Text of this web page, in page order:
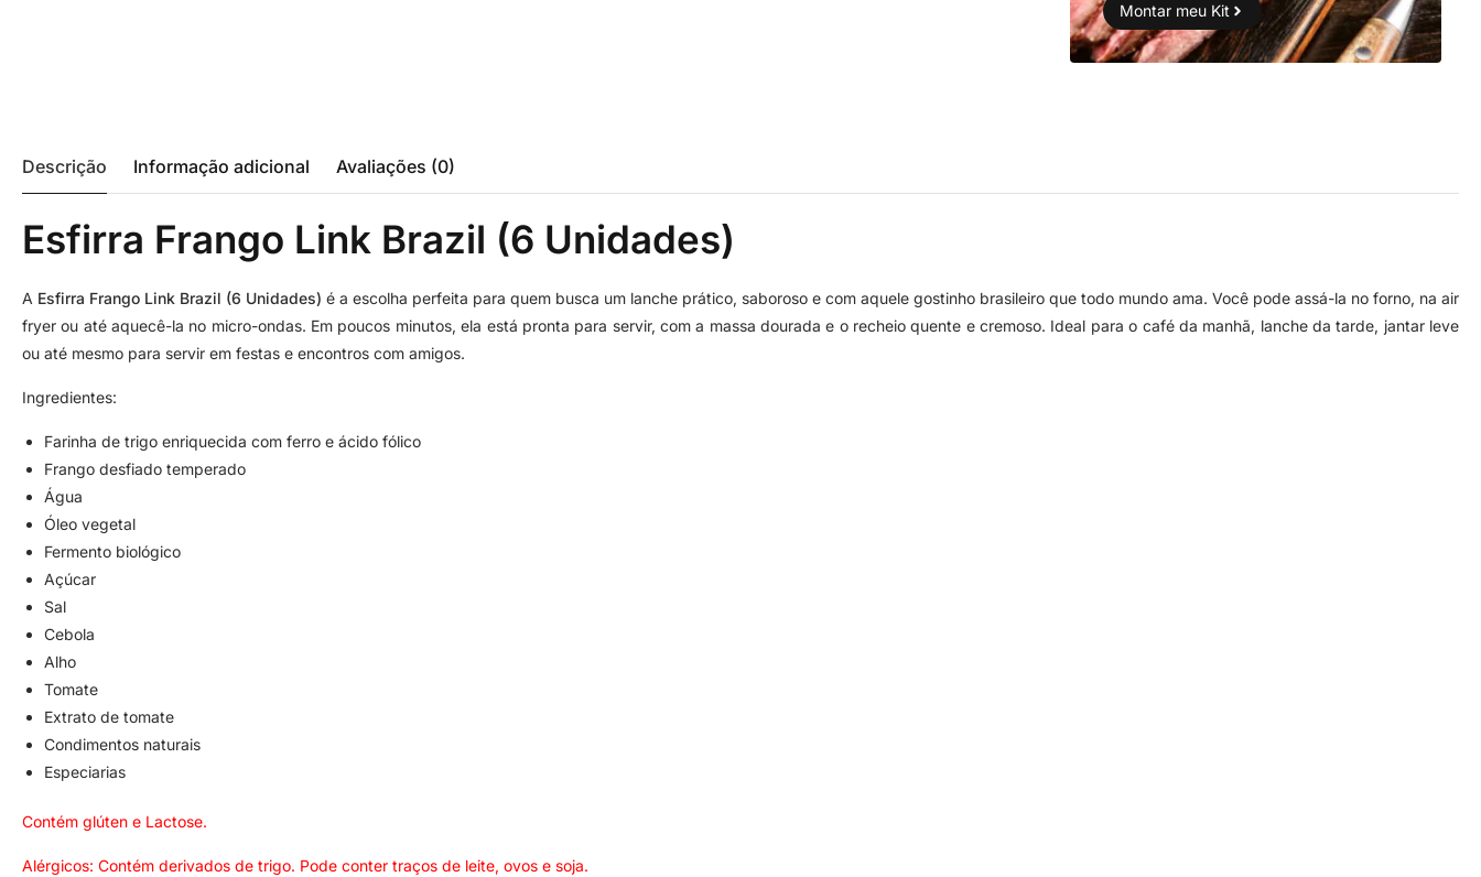
Montar meu Kit
Descrição Informação adicional Avaliações (0)
Esfirra Frango Link Brazil (6 Unidades)
A Esfirra Frango Link Brazil (6 Unidades) é a escolha perfeita para quem busca um lanche prático, saboroso e com aquele gostinho brasileiro que todo mundo ama. Você pode assá-la no forno, na air
fryer ou até aquecê-la no micro-ondas. Em poucos minutos, ela está pronta para servir, com a massa dourada e o recheio quente e cremoso. Ideal para o café da manhã, lanche da tarde, jantar leve
ou até mesmo para servir em festas e encontros com amigos.
Ingredientes:
Farinha de trigo enriquecida com ferro e ácido fólico
Frango desfiado temperado
Água
Óleo vegetal
Fermento biológico
Açúcar
Sal
Cebola
Alho
Tomate
Extrato de tomate
Condimentos naturais
Especiarias
Contém glúten e Lactose.
Alérgicos: Contém derivados de trigo. Pode conter traços de leite, ovos e soja.